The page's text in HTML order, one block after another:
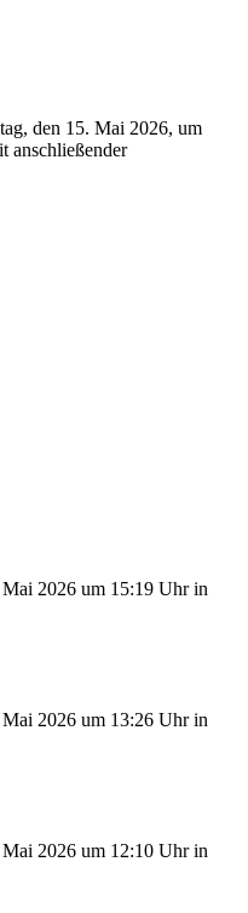
den 15. Mai 2026, um
anschließender
2026 um 15:19 Uhr in
2026 um 13:26 Uhr in
2026 um 12:10 Uhr in